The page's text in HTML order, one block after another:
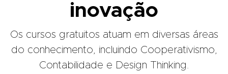
inovação
Os cursos gratuitos atuam em diversas áreas
do conhecimento, incluindo Cooperativismo,
Contabilidade e Design Thinking.